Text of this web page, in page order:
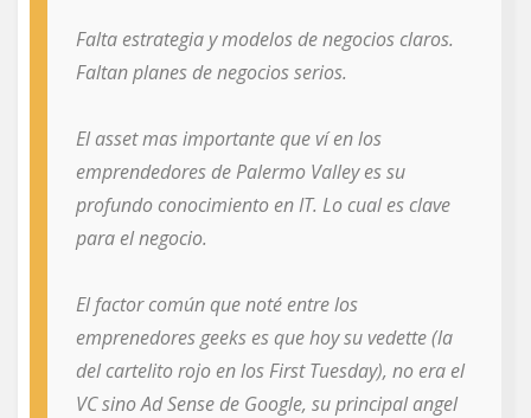
Falta estrategia y modelos de negocios claros.
Faltan planes de negocios serios.
El asset mas importante que ví en los
emprendedores de Palermo Valley es su
profundo conocimiento en IT. Lo cual es clave
para el negocio.
El factor común que noté entre los
emprenedores geeks es que hoy su vedette (la
del cartelito rojo en los First Tuesday), no era el
VC sino Ad Sense de Google, su principal angel